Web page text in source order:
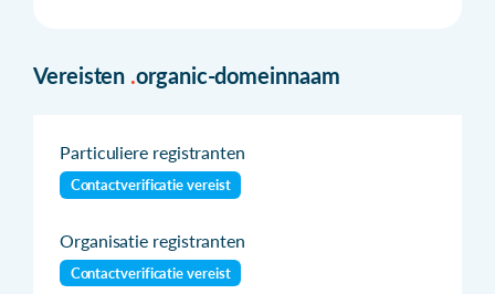
Vereisten .organic-domeinnaam
Particuliere registranten
Contactverificatie vereist
Organisatie registranten
Contactverificatie vereist